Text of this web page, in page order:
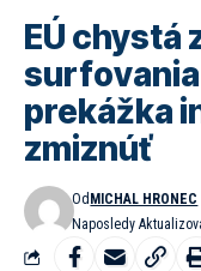
EÚ chystá
prekážka
zmiznúť
Naposledy
Od MICHAL HRONEC